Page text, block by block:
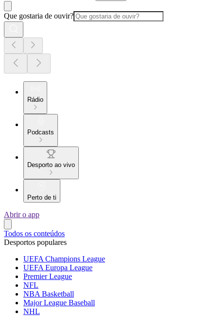
Que gostaria de ouvir?
Rádio
Podcasts
Desporto ao vivo
Perto de ti
Abrir o app
Todos os conteúdos
Desportos populares
UEFA Champions League
UEFA Europa League
Premier League
NFL
NBA Basketball
Major League Baseball
NHL